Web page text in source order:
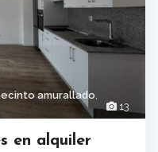
13
amurallado
en alquiler